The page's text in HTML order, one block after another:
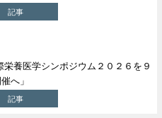
記事
栄養医学シンポジウム２０２６を９
へ」
記事